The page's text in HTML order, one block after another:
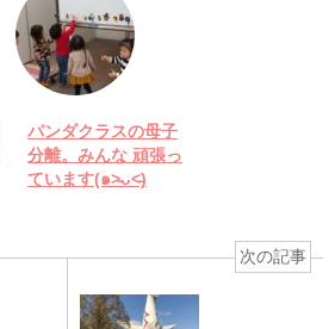
パンダクラスの母子
分離。みんな 頑張っ
ています(๑˃̵ᴗ˂̵)
次の記事